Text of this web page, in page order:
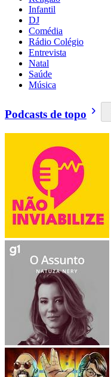
Infantil
DJ
Comédia
Rádio Colégio
Entrevista
Natal
Saúde
Música
Podcasts de topo